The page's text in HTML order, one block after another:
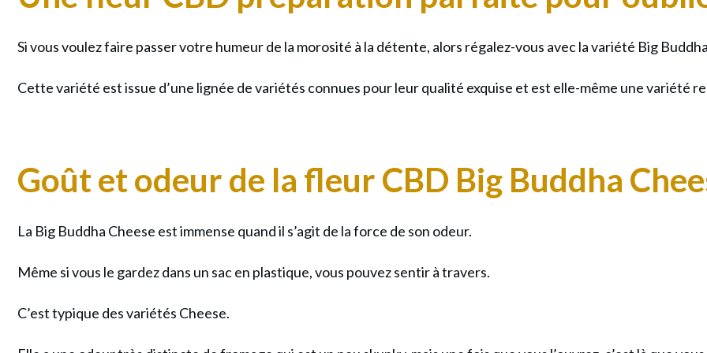
Fleur
20%
Si vous voulez faire passer votre humeur de la morosité à la détente, alors régalez-vous avec la variété Big
Cette variété est issue d’une lignée de variétés connues pour leur qualité exquise et est elle-même une variété
Goût et odeur de la fleur CBD Big Buddha
La Big Buddha Cheese est immense quand il s’agit de la force de son odeur.
Même si vous le gardez dans un sac en plastique, vous pouvez sentir à travers.
C’est typique des variétés Cheese.